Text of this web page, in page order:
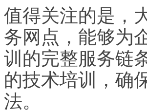
值得关注的是，
务网点，能够为
训的完整服务链
的技术培训，确
法。